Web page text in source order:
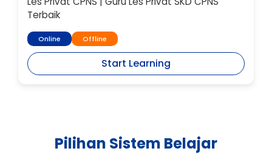
Terbaik
Online Offline
Start Learning
Pilihan Sistem Belajar